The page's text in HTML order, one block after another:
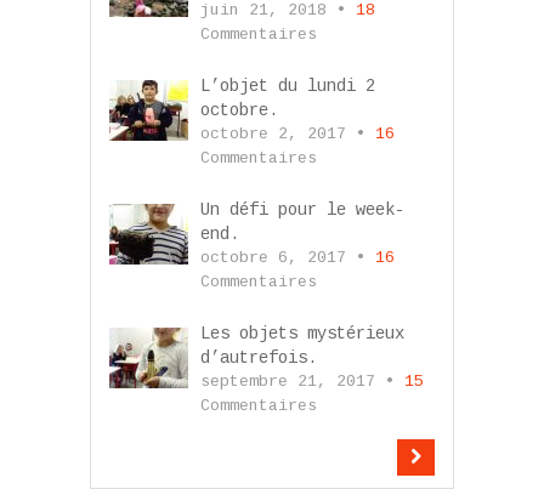
juin 21, 2018 • 18
Commentaires
L’objet du lundi 2
octobre.
octobre 2, 2017 • 16
Commentaires
Un défi pour le week-
end.
octobre 6, 2017 • 16
Commentaires
Les objets mystérieux
d’autrefois.
septembre 21, 2017 • 15
Commentaires